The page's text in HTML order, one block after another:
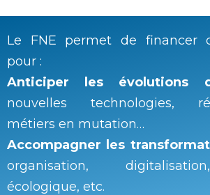
Le FNE permet de financer
pour :
Anticiper les évolutions
nouvelles technologies,
métiers en mutation…
Accompagner les
organisation,
écologique, etc.